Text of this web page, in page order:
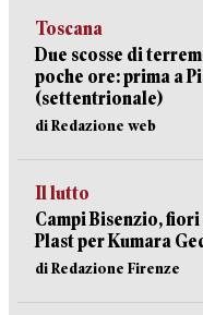
Toscana
Due scosse di
poche ore: prima a
(settentrionale)
di Redazione web
Il lutto
Campi Bisenzio,
Plast per Kumara
di Redazione Firenze